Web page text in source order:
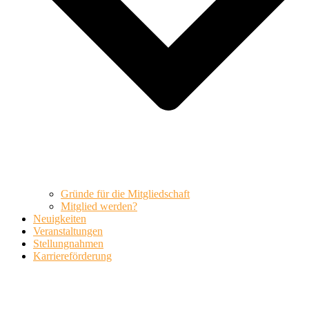
Gründe für die Mitgliedschaft
Mitglied werden?
Neuigkeiten
Veranstaltungen
Stellungnahmen
Karriereförderung